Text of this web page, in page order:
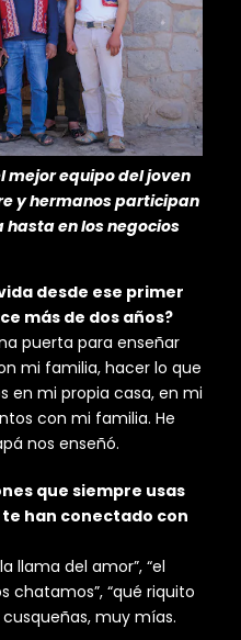
mejor equipo del joven
y hermanos participan
en los negocios
desde ese primer
más de dos años?
puerta para enseñar
mi familia, hacer lo que
en mi propia casa, en mi
con mi familia. He
nos enseñó.
que siempre usas
te han conectado con
llama del amor”, “el
chatamos”, “qué riquito
muy mías.